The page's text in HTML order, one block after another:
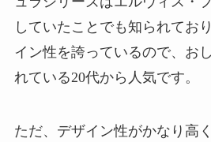
していたことでも知られてお
イン性を誇っているので、お
れている20代から人気です。
ただ、デザイン性がかなり高